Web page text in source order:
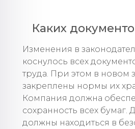
Каких
Изменения в
коснулось всех
труда. При этом в новом
закреплены нормы их
Компания должна
сохранность всех бумаг.
должны находиться в